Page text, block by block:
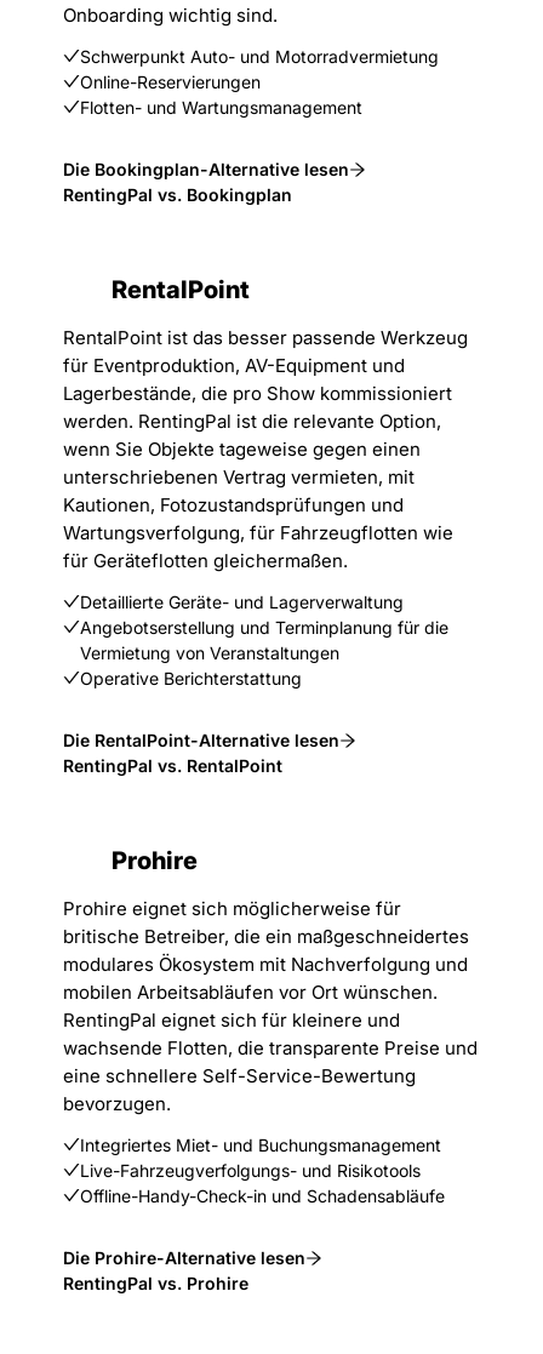
Onboarding wichtig sind.
Schwerpunkt Auto- und Motorradvermietung
Online-Reservierungen
Flotten- und Wartungsmanagement
Die Bookingplan-Alternative lesen
RentingPal vs. Bookingplan
RentalPoint
RentalPoint ist das besser passende Werkzeug
für Eventproduktion, AV-Equipment und
Lagerbestände, die pro Show kommissioniert
werden. RentingPal ist die relevante Option,
wenn Sie Objekte tageweise gegen einen
unterschriebenen Vertrag vermieten, mit
Kautionen, Fotozustandsprüfungen und
Wartungsverfolgung, für Fahrzeugflotten wie
für Geräteflotten gleichermaßen.
Detaillierte Geräte- und Lagerverwaltung
Angebotserstellung und Terminplanung für die
Vermietung von Veranstaltungen
Operative Berichterstattung
Die RentalPoint-Alternative lesen
RentingPal vs. RentalPoint
Prohire
Prohire eignet sich möglicherweise für
britische Betreiber, die ein maßgeschneidertes
modulares Ökosystem mit Nachverfolgung und
mobilen Arbeitsabläufen vor Ort wünschen.
RentingPal eignet sich für kleinere und
wachsende Flotten, die transparente Preise und
eine schnellere Self-Service-Bewertung
bevorzugen.
Integriertes Miet- und Buchungsmanagement
Live-Fahrzeugverfolgungs- und Risikotools
Offline-Handy-Check-in und Schadensabläufe
Die Prohire-Alternative lesen
RentingPal vs. Prohire